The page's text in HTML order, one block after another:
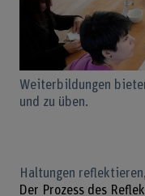
Weiterbildungen
und zu üben.
Haltungen
Der Prozess des